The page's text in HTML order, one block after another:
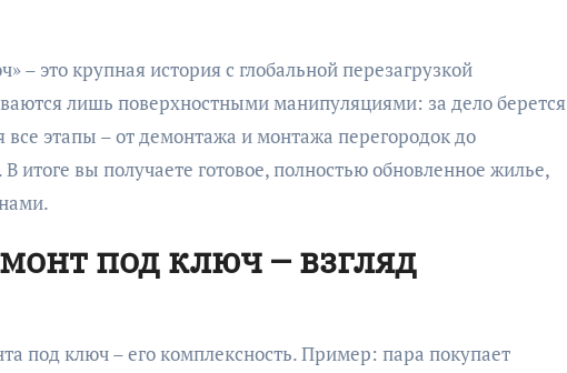
– это крупная история с глобальной перезагрузкой
лишь поверхностными манипуляциями: за дело берется
все этапы – от демонтажа и монтажа перегородок до
итоге вы получаете готовое, полностью обновленное жилье,
под ключ – взгляд
под ключ – его комплексность. Пример: пара покупает